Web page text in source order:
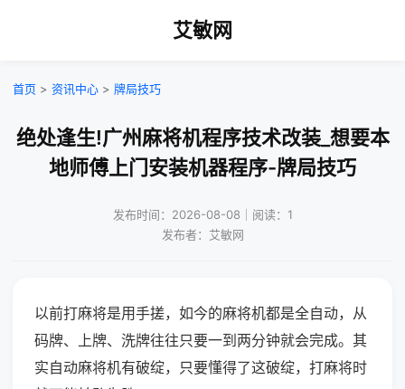
艾敏网
首页 > 资讯中心 > 牌局技巧
绝处逢生!广州麻将机程序技术改装_想要本
地师傅上门安装机器程序-牌局技巧
发布时间：2026-08-08｜阅读：1
发布者：艾敏网
以前打麻将是用手搓，如今的麻将机都是全自动，从
码牌、上牌、洗牌往往只要一到两分钟就会完成。其
实自动麻将机有破绽，只要懂得了这破绽，打麻将时